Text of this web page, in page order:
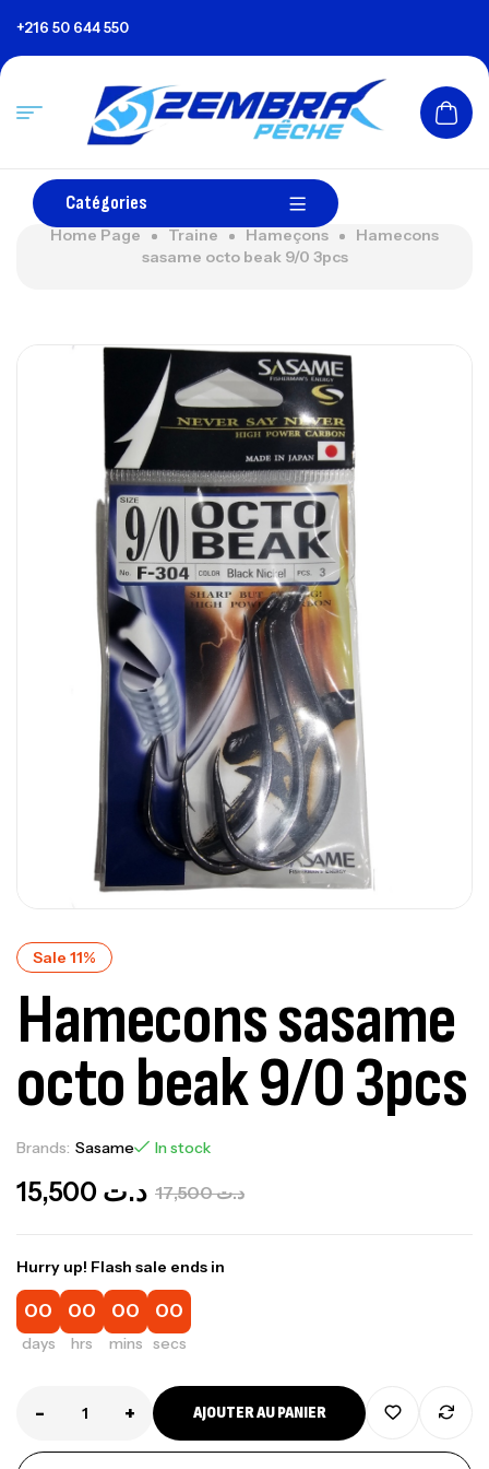
+216 50 644 550
Catégories
Home Page Traine Hameçons
Hamecons
sasame octo beak 9/0 3pcs
Sale 11%
Hamecons sasame
octo beak 9/0 3pcs
Brands: Sasame In stock
د.ت17,500 د.ت
Hurry up! Flash sale ends in
00
days
00
hrs
00
mins
00
secs
- + AJOUTER AU PANIER